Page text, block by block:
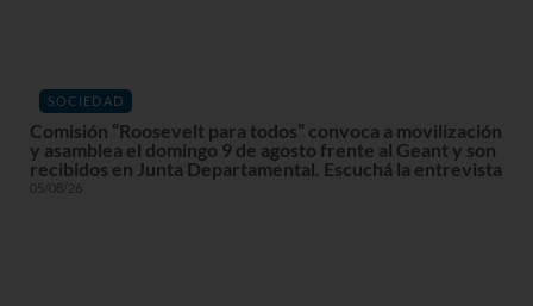
SOCIEDAD
Comisión “Roosevelt para todos” convoca a movilización
y asamblea el domingo 9 de agosto frente al Geant y son
recibidos en Junta Departamental. Escuchá la entrevista
05/08/26